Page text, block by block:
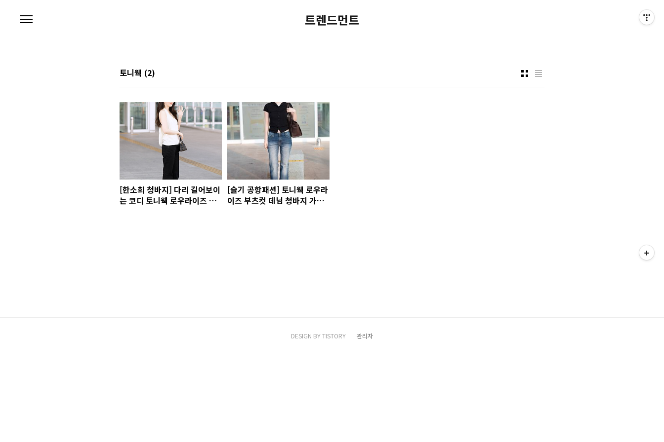
트렌드먼트
토니웩 (2)
[한소희 청바지] 다리 길어보이
는 코디 토니웩 로우라이즈 데
[슬기 공항패션] 토니웩 로우라
이즈 부츠컷 데님 청바지 가격
DESIGN BYTISTORY 관리자